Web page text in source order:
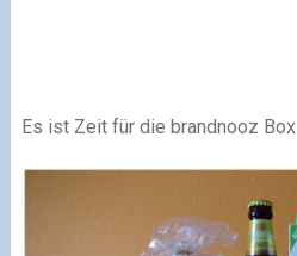
Es ist Zeit für die brandnooz Box